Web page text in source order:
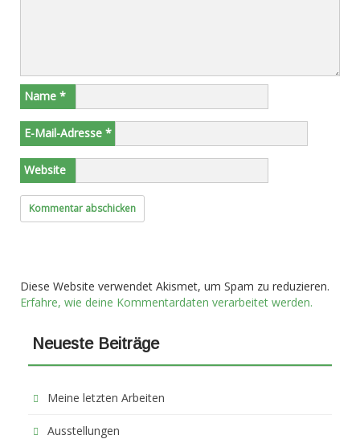
Name *
E-Mail-Adresse *
Website
Diese Website verwendet Akismet, um Spam zu reduzieren.
Erfahre, wie deine Kommentardaten verarbeitet werden.
Neueste Beiträge
Meine letzten Arbeiten
Ausstellungen